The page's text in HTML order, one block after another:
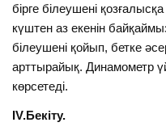
бірге білеушені
күштен аз екенін
білеушені қойып, бетке
арттырайық. Динамометр
көрсетеді.
IV.Бекіту.